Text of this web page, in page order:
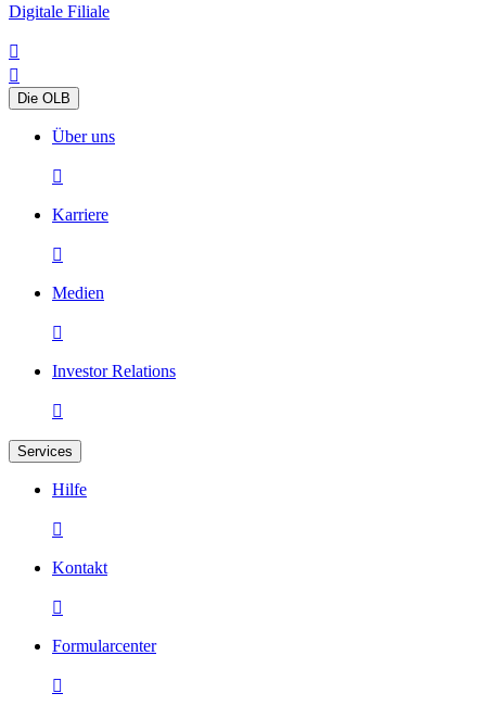
Digitale Filiale


Die OLB
Über uns

Karriere

Medien

Investor Relations

Services
Hilfe

Kontakt

Formularcenter
